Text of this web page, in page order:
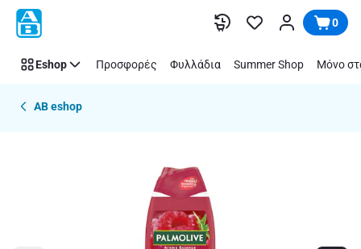
Παράλειψη 0
Eshop Προσφορές Φυλλάδια Summer Shop Μόνο
AB eshop